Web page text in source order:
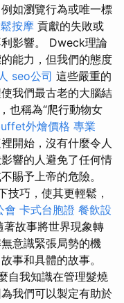
如瀏覽行為或唯一標
按摩 貢獻的失敗或
影響。 Dweck理論
能力，但我們的態度
seo公司 這些嚴重的
我們最古老的大腦結
也稱為“爬行動物女
外燴價格 專業
開始，沒有什麼令人
響的人避免了任何情
賜予上帝的危險。
技巧，使其更輕鬆，
會 卡式台胞證 餐飲設
著故事將世界現象轉
意識緊張局勢的機
事和具體的故事。
自我知識在管理髮燒
我們可以製定有助於